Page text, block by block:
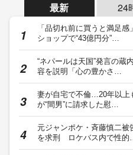
最新 24
「品切れ前に買うと満足
ショップで“43億円分”…
“ネパールは天国”発言の
容を説明「心の豊かさ…
妻が自宅で不倫…20年以上
が“間男”に請求した慰…
元ジャンポケ・斉藤慎二被
を求刑 ロケバス内で性的…